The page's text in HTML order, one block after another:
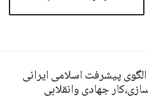
پیشرفت اسلامی ایرانی
جهادی وانقلابی